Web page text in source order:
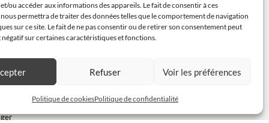
ou accéder aux informations des appareils. Le fait de consentir à ces
permettra de traiter des données telles que le comportement de navigation
sur ce site. Le fait de ne pas consentir ou de retirer son consentement peut
sur certaines caractéristiques et fonctions.
Refuser Voir les préférences
Politique de cookiesPolitique de confidentialité
pour
en